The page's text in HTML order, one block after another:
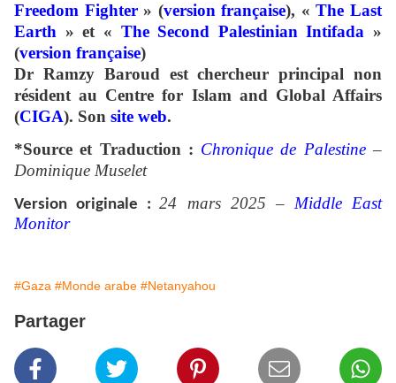
Freedom Fighter» (version française), «The Last
Earth » et « The Second Palestinian Intifada »
(version française)
Dr Ramzy Baroud est chercheur principal non
résident au Centre for Islam and Global Affairs
(CIGA). Son site web.
*Source et Traduction : Chronique de Palestine–
Dominique Muselet
Version originale : 24 mars 2025 – Middle East
Monitor
#Gaza #Monde arabe #Netanyahou
Partager